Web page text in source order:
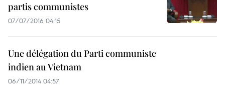
partis communistes
07/07/2016 04:15
Une délégation du Parti communiste
indien au Vietnam
06/11/2014 04:57